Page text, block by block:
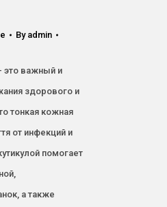
By admin
это важный и
здорового и
тонкая кожная
от инфекций и
помогает
а также